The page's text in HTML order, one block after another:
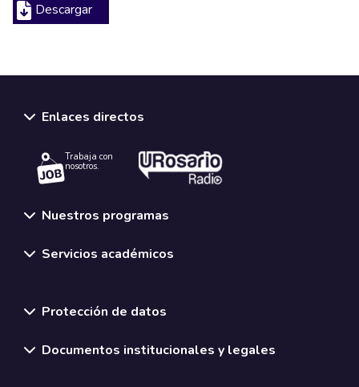
Descargar
Enlaces directos
Trabaja con
nosotros.
Nuestros programas
Servicios académicos
Protección de datos
Documentos institucionales y legales